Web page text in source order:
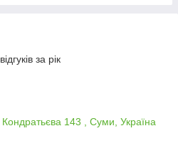
за рік
143 , Суми, Україна